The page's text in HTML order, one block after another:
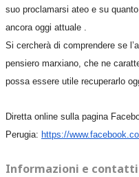
suo proclamarsi ateo e su
ancora oggi attuale .
Si cercherà di comprendere se
pensiero marxiano, che ne
possa essere utile recuperarlo
Diretta online sulla pagina
Perugia: https://www.facebook.
Informazioni e contatti